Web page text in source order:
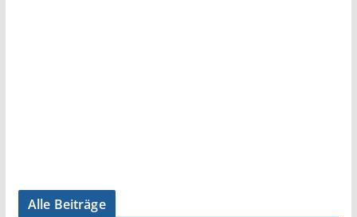
Alle Beiträge